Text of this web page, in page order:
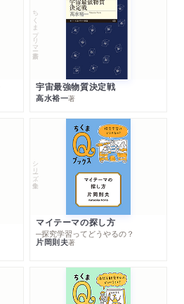
ちくまプリマー新書
宇宙最強物質決定戦
高水裕一著
シリーズ・全集
マイテーマの探し方
─探究学習ってどうやるの？
片岡則夫著